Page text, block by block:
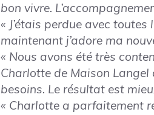
bon vivre.
« J’étais perdue avec
maintenant j’adore ma
« Nous avons été très
Charlotte de Maison Langel
besoins. Le résultat est
« Charlotte a parfaitement